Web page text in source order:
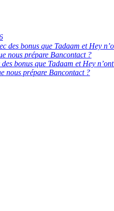
des bonus que Tadaam et Hey
nous prépare Bancontact ?
bonus que Tadaam et Hey
nous prépare Bancontact ?